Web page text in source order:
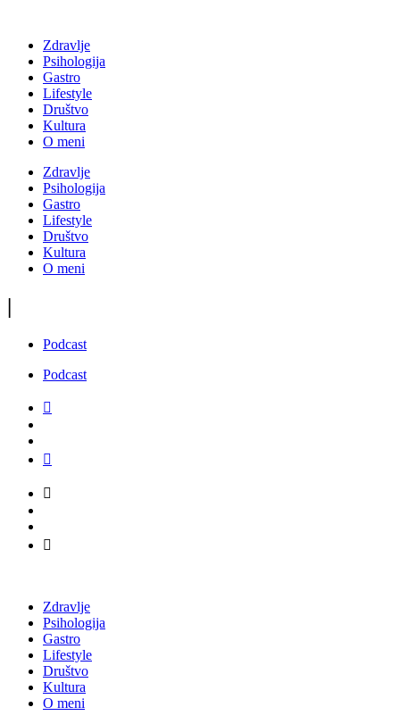
Zdravlje
Psihologija
Gastro
Lifestyle
Društvo
Kultura
O meni
Zdravlje
Psihologija
Gastro
Lifestyle
Društvo
Kultura
O meni
|
Podcast
Podcast
Zdravlje
Psihologija
Gastro
Lifestyle
Društvo
Kultura
O meni